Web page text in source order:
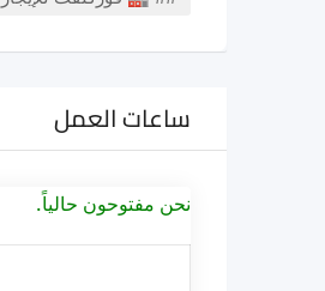
ساعات العمل
نحن مفتوحون حالياً.